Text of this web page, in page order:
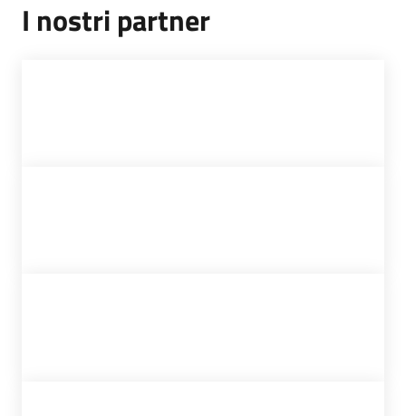
I nostri partner